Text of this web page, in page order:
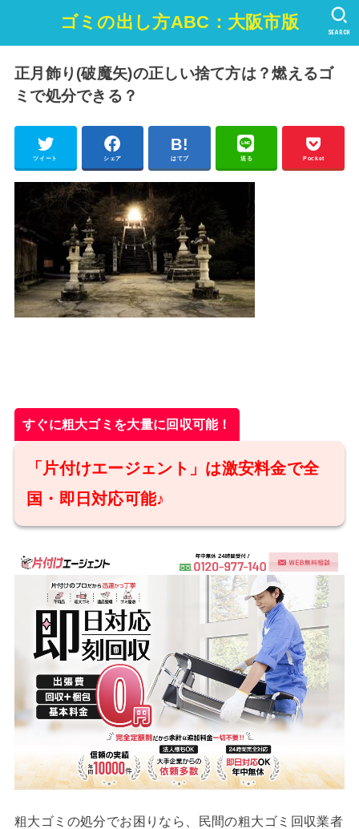
ゴミの出し方ABC：大阪市版 SEARCH
正月飾り(破魔矢)の正しい捨て方は？燃えるゴ
ミで処分できる？
ツイート シェア はてブ 送る Pocket
すぐに粗大ゴミを大量に回収可能！
「片付けエージェント」は激安料金で全
国・即日対応可能♪
粗大ゴミの処分でお困りなら、民間の粗大ゴミ回収業者